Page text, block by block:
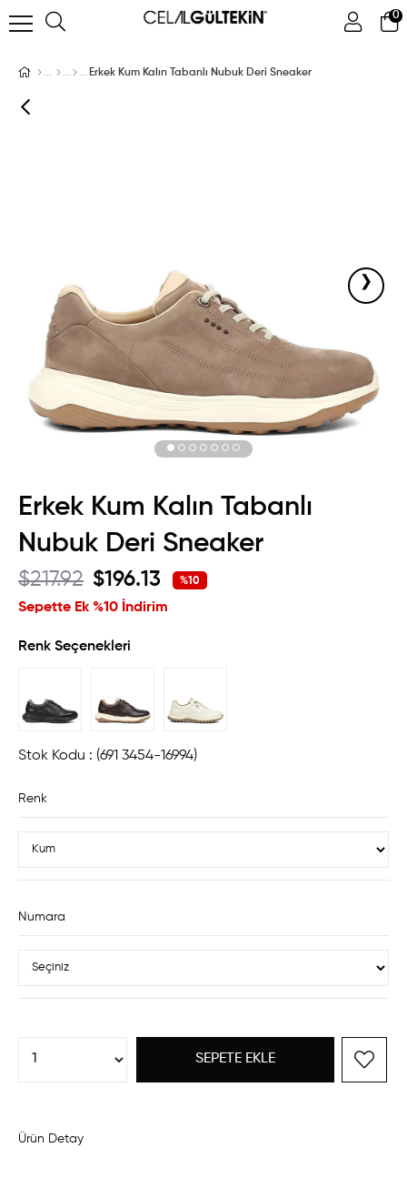
0
ÜYE GIRIŞI ÜYE OL Facebook İle Bağlan
Erkek Kum Kalın Tabanlı Nubuk Deri Sneaker
›
Erkek Kum Kalın Tabanlı
Nubuk Deri Sneaker
$217.92 $196.13
Sepette Ek %10 İndirim
%10
Renk Seçenekleri
Stok Kodu (691 3454-16994)
Renk
Numara
Ürün Detay